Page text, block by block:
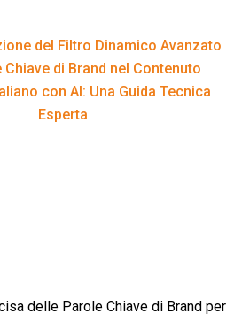
del Filtro Dinamico Avanzato
Chiave di Brand nel Contenuto
con AI: Una Guida Tecnica
Esperta
delle Parole Chiave di Brand per